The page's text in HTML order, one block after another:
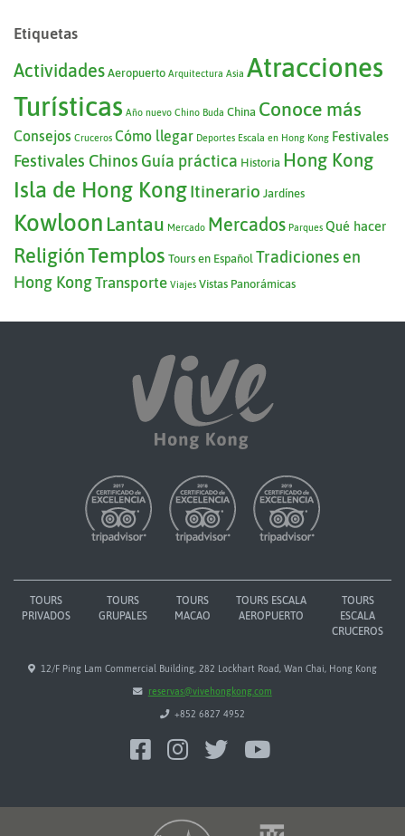
Etiquetas
Actividades Aeropuerto Arquitectura Asia Atracciones
Turísticas Año nuevo Chino Buda China Conoce más
Consejos Cruceros Cómo llegar Deportes Escala en Hong Kong Festivales
Festivales Chinos Guía práctica Historia Hong Kong
Isla de Hong KongItinerario Jardínes
Kowloon Lantau Mercado Mercados Parques Qué hacer
ReligiónTemplos Tours en Español Tradiciones en
Hong KongTransporte Viajes Vistas Panorámicas
TOURS
PRIVADOS
TOURS
GRUPALES
TOURS
MACAO
TOURS ESCALA
AEROPUERTO
TOURS
ESCALA
CRUCEROS
12/F Ping Lam Commercial Building, 282 Lockhart Road, Wan Chai, Hong Kong
reservas@vivehongkong.com
+852 6827 4952